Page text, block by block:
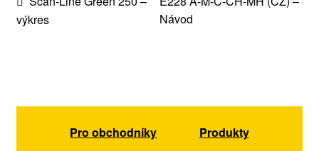
pro
příspěvek:
výkres
příspěvek:
Návod
Pro obchodníky Produkty